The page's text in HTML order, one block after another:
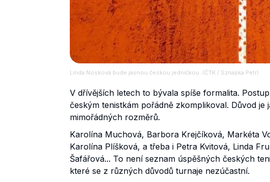
Linda Nosková bude jasnou českou jedničkou. (ČTK / Sznapka Petr)
V dřívějších letech to bývala spíše formalita.
českým tenistkám pořádně zkomplikoval. Důvod
mimořádných rozměrů.
Karolína Muchová, Barbora Krejčíková, Markéta
Karolína Plíšková, a třeba i Petra Kvitová, Linda
Šafářová... To není seznam úspěšných českých
které se z různých důvodů turnaje nezúčastní.